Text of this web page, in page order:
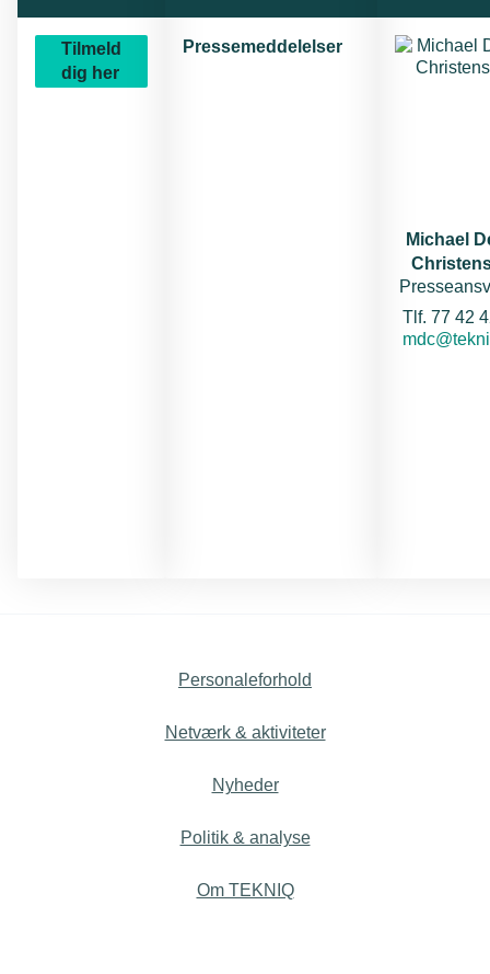
Tilmeld
dig her
Pressemeddelelser
Michael
Tlf. 77 42
E-mail:
Personaleforhold
Netværk & aktiviteter
Nyheder
Politik & analyse
Om TEKNIQ